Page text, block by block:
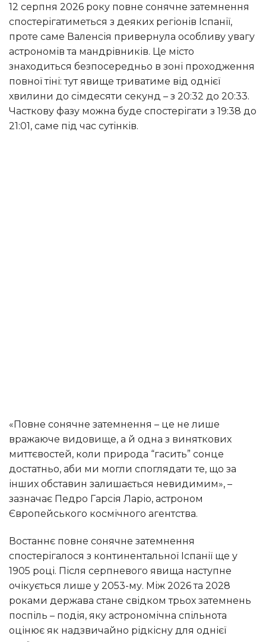
12 серпня 2026 року повне сонячне затемнення
спостерігатиметься з деяких регіонів Іспанії,
проте саме Валенсія привернула особливу увагу
астрономів та мандрівників. Це місто
знаходиться безпосередньо в зоні проходження
повної тіні: тут явище триватиме від однієї
хвилини до сімдесяти секунд – з 20:32 до 20:33.
Часткову фазу можна буде спостерігати з 19:38 до
21:01, саме під час сутінків.
«Повне сонячне затемнення – це не лише
вражаюче видовище, а й одна з виняткових
миттєвостей, коли природа “гасить” сонце
достатньо, аби ми могли споглядати те, що за
інших обставин залишається невидимим», –
зазначає Педро Гарсія Ларіо, астроном
Європейського космічного агентства.
Востаннє повне сонячне затемнення
спостерігалося з континентальної Іспанії ще у
1905 році. Після серпневого явища наступне
очікується лише у 2053-му. Між 2026 та 2028
роками держава стане свідком трьох затемнень
поспіль – подія, яку астрономічна спільнота
оцінює як надзвичайно рідкісну для однієї